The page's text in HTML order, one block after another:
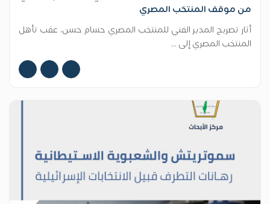
من موقف المنتخب المصري
أثار تصريح المدير الفني للمنتخب المصري حسام حسن، عقب تأهل
المنتخب المصري إلى ...